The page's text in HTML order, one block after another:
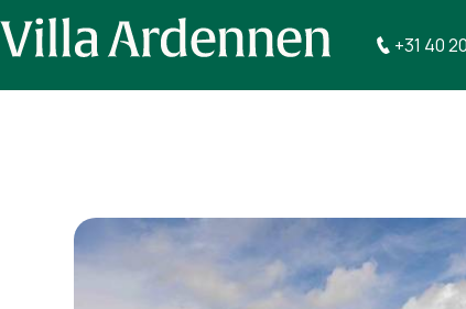
+31 40